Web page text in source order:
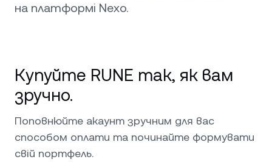
на платформі Nexo.
Купуйте RUNE так, як вам
зручно.
Поповнюйте акаунт зручним для вас
способом оплати та починайте формувати
свій портфель.